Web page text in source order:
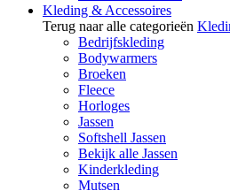
Kleding & Accessoires
Terug naar alle categorieën
Bedrijfskleding
Bodywarmers
Broeken
Fleece
Horloges
Jassen
Softshell Jassen
Bekijk alle Jassen
Kinderkleding
Mutsen